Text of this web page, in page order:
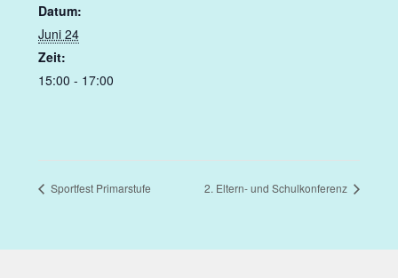
Formulare
Für Eltern
Kunst
Datum:
Juni 24
Zeit:
15:00 - 17:00
Sportfest Primarstufe 2. Eltern- und Schulkonferenz